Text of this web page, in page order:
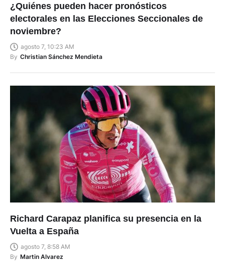
¿Quiénes pueden hacer pronósticos
electorales en las Elecciones Seccionales de
noviembre?
agosto 7, 10:23 AM
By Christian Sánchez Mendieta
Richard Carapaz planifica su presencia en la
Vuelta a España
agosto 7, 8:58 AM
By Martin Alvarez